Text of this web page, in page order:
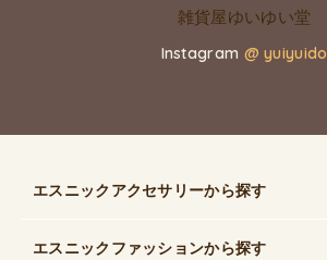
Instagram @ yuiyuido
エスニックアクセサリーから探す
エスニックファッションから探す